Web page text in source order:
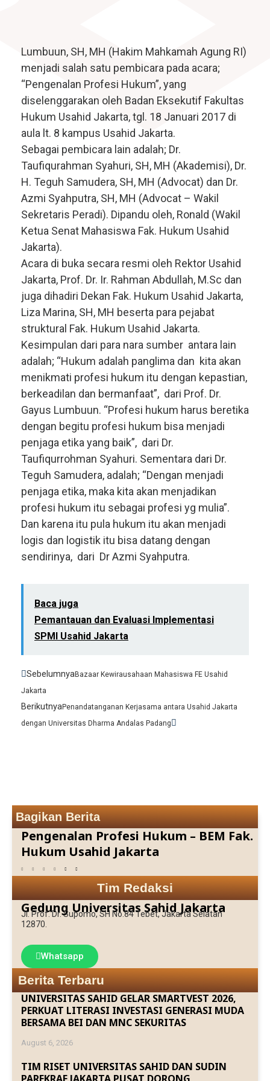
Lumbuun, SH, MH (Hakim Mahkamah Agung RI)
menjadi salah satu pembicara pada acara;
“Pengenalan Profesi Hukum”, yang
diselenggarakan oleh Badan Eksekutif Fakultas
Hukum Usahid Jakarta, tgl. 18 Januari 2017 di
aula lt. 8 kampus Usahid Jakarta.
Sebagai pembicara lain adalah; Dr.
Taufiqurahman Syahuri, SH, MH (Akademisi), Dr.
H. Teguh Samudera, SH, MH (Advocat) dan Dr.
Azmi Syahputra, SH, MH (Advocat – Wakil
Sekretaris Peradi). Dipandu oleh, Ronald (Wakil
Ketua Senat Mahasiswa Fak. Hukum Usahid
Jakarta).
Acara di buka secara resmi oleh Rektor Usahid
Jakarta, Prof. Dr. Ir. Rahman Abdullah, M.Sc dan
juga dihadiri Dekan Fak. Hukum Usahid Jakarta,
Liza Marina, SH, MH beserta para pejabat
struktural Fak. Hukum Usahid Jakarta.
Kesimpulan dari para nara sumber antara lain
adalah; “Hukum adalah panglima dan kita akan
menikmati profesi hukum itu dengan kepastian,
berkeadilan dan bermanfaat”, dari Prof. Dr.
Gayus Lumbuun. “Profesi hukum harus beretika
dengan begitu profesi hukum bisa menjadi
penjaga etika yang baik”, dari Dr.
Taufiqurrohman Syahuri. Sementara dari Dr.
Teguh Samudera, adalah; “Dengan menjadi
penjaga etika, maka kita akan menjadikan
profesi hukum itu sebagai profesi yg mulia”.
Dan karena itu pula hukum itu akan menjadi
logis dan logistik itu bisa datang dengan
sendirinya, dari Dr Azmi Syahputra.
Baca juga
Pemantauan dan Evaluasi Implementasi
SPMI Usahid Jakarta
Prev
SebelumnyaBazaar Kewirausahaan Mahasiswa FE Usahid
Jakarta
BerikutnyaPenandatanganan Kerjasama antara Usahid Jakarta
dengan Universitas Dharma Andalas Padang
Next
Bagikan Berita
Pengenalan Profesi Hukum – BEM Fak.
Hukum Usahid Jakarta
Tim Redaksi
Gedung Universitas Sahid Jakarta
Jl. Prof. Dr. Supomo, SH No.84 Tebet, Jakarta Selatan
12870.
Whatsapp
Berita Terbaru
UNIVERSITAS SAHID GELAR SMARTVEST 2026,
PERKUAT LITERASI INVESTASI GENERASI MUDA
BERSAMA BEI DAN MNC SEKURITAS
August 6, 2026
TIM RISET UNIVERSITAS SAHID DAN SUDIN